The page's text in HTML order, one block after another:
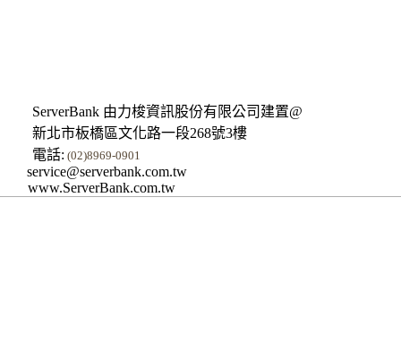
ServerBank 由力梭資訊股份有限公司建置@
新北市板橋區文化路一段268號3樓
電話: (02)8969-0901
service@serverbank.com.tw
www.ServerBank.com.tw